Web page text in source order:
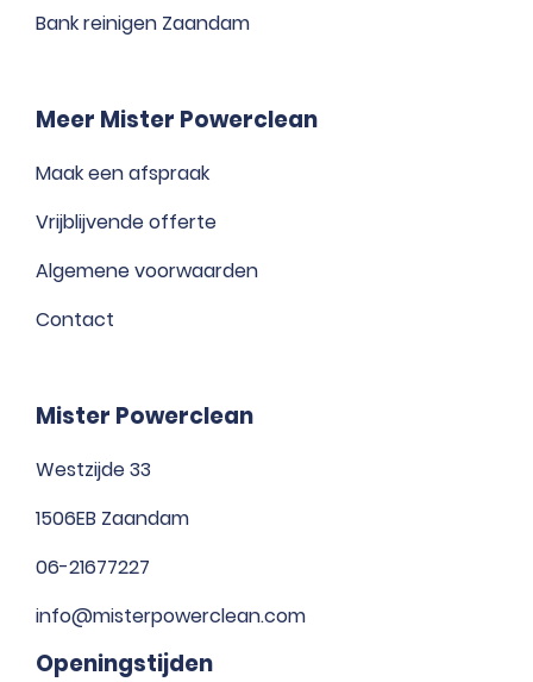
Bank reinigen Zaandam
Meer Mister Powerclean
Maak een afspraak
Vrijblijvende offerte
Algemene voorwaarden
Contact
Mister Powerclean
Westzijde 33
1506EB Zaandam
06-21677227
info@misterpowerclean.com
Openingstijden